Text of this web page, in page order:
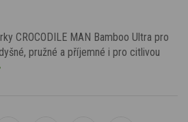
CROCODILE MAN Bamboo Ultra pro
pružné a příjemné i pro citlivou